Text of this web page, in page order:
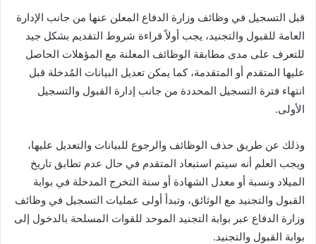
قبل التسجيل في وظائف وزارة الدفاع المعلن عنها من جانب الإدارة
العامة للقبول والتجنيد، يجب أولاً قراءة شروط التقديم بشكل جيد
للتعرف على مدى مطابقة الوظائف المعلنة مع المؤهلات الحاصل
عليها المتقدم أو المتقدمة، كما يمكن تعديل البيانات المُدخلة قبل
انتهاء فترة التسجيل المحددة من جانب إدارة القبول والتسجيل
الأولى.
وذلك عن طريق حذف الوظائف والرجوع للبيانات والتعديل عليها،
ويجب العلم أنه سيتم استبعاد المتقدم في حال عدم تطابق تاريخ
الميلاد ونسبة أو معدل الشهادة أو سنة التخرج المدخلة في بوابة
القبول والتجنيد مع الوثائق، وتبدأ أولى عمليات التسجيل في وظائف
وزارة الدفاع عبر بوابة التجنيد الموحد للقوات المسلحة بالدخول إلى
بوابة القبول والتجنيد.